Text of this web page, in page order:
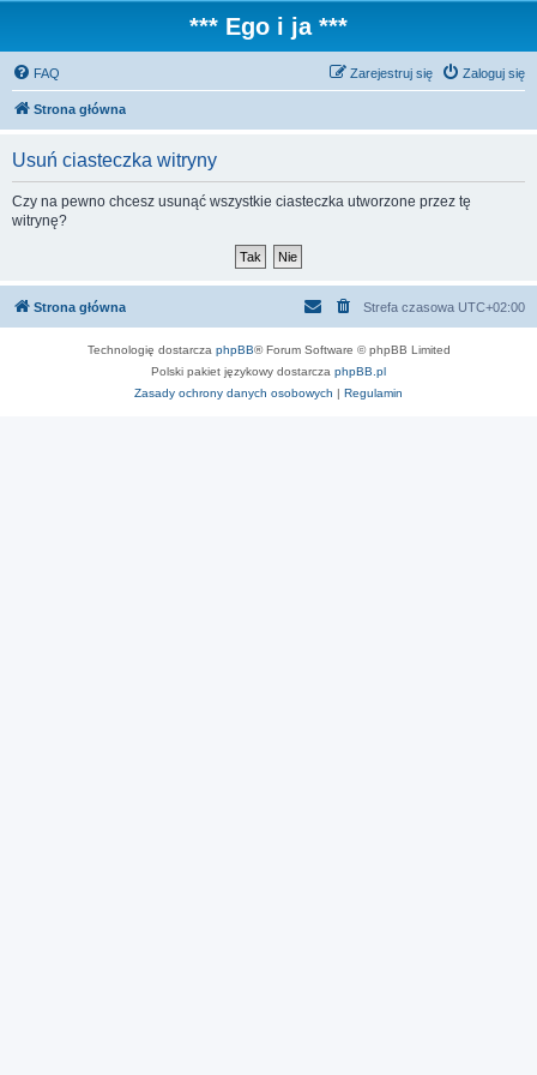
*** Ego i ja ***
FAQ Zaloguj się
Zarejestruj się
Strona główna
Usuń ciasteczka witryny
Czy na pewno chcesz usunąć wszystkie ciasteczka utworzone przez tę
witrynę?
Strona główna Strefa czasowa UTC+02:00
Technologię dostarcza phpBB® Forum Software © phpBB Limited
Polski pakiet językowy dostarcza phpBB.pl
Zasady ochrony danych osobowych | Regulamin